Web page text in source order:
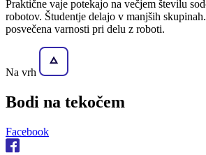
Praktične vaje potekajo na večjem številu
robotov. Študentje delajo v manjših
posvečena varnosti pri delu z roboti.
Na vrh
Bodi na tekočem
Facebook